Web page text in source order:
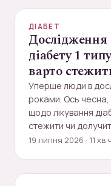
ДІАБЕТ
діабету 1
варто
Уперше люди в
роками. Ось чесна,
щодо лікування
стежити чи
19 липня 2026 · 11 хв